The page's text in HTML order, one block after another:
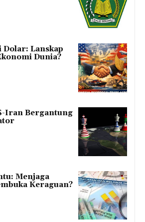
Lanskap
Dunia?
Iran Bergantung
Menjaga
Keraguan?